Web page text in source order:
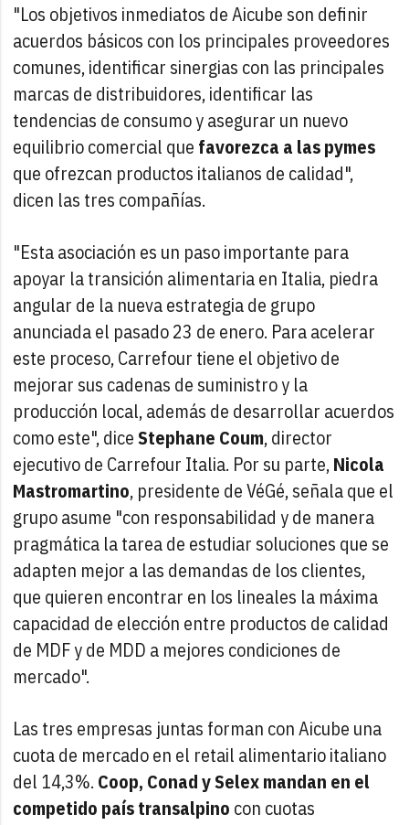
"Los objetivos inmediatos de Aicube son definir
acuerdos básicos con los principales proveedores
comunes, identificar sinergias con las principales
marcas de distribuidores, identificar las
tendencias de consumo y asegurar un nuevo
equilibrio comercial que favorezca a las pymes
que ofrezcan productos italianos de calidad",
dicen las tres compañías.
"Esta asociación es un paso importante para
apoyar la transición alimentaria en Italia, piedra
angular de la nueva estrategia de grupo
anunciada el pasado 23 de enero. Para acelerar
este proceso, Carrefour tiene el objetivo de
mejorar sus cadenas de suministro y la
producción local, además de desarrollar acuerdos
como este", diceStephane Coum, director
ejecutivo de Carrefour Italia. Por su parte,Nicola
Mastromartino, presidente de VéGé, señala que el
grupo asume "con responsabilidad y de manera
pragmática la tarea de estudiar soluciones que se
adapten mejor a las demandas de los clientes,
que quieren encontrar en los lineales la máxima
capacidad de elección entre productos de calidad
de MDF y de MDD a mejores condiciones de
mercado".
Las tres empresas juntas forman con Aicube una
cuota de mercado en el retail alimentario italiano
del 14,3%. Coop, Conad y Selex mandan en el
competido país transalpino con cuotas